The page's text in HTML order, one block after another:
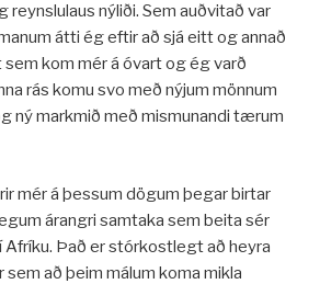
reynslulaus nýliði. Sem auðvitað var
átti ég eftir að sjá eitt og annað
kom mér á óvart og ég varð
rás komu svo með nýjum mönnum
ný markmið með mismunandi tærum
mér á þessum dögum þegar birtar
árangri samtaka sem beita sér
Afríku. Það er stórkostlegt að heyra
sem að þeim málum koma mikla